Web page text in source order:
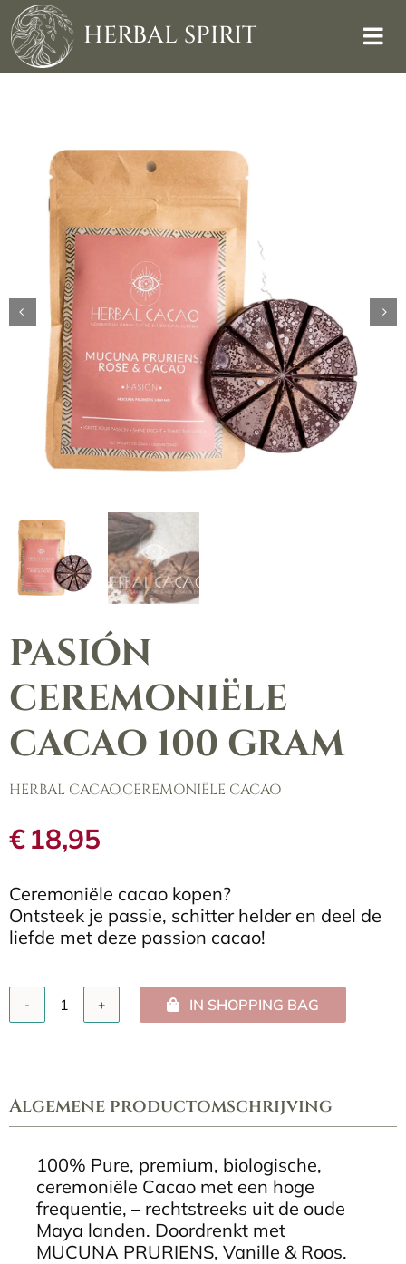
Skip
to
content
HERBAL SPIRIT
PASIÓN
CEREMONIËLE
CACAO 100 GRAM
HERBAL CACAO,CEREMONIËLE CACAO
€18,95
Ceremoniële cacao kopen?
Ontsteek je passie, schitter helder en deel de
liefde met deze passion cacao!
PASIÓN
aantal
IN SHOPPING BAG
Algemene productomschrijving
100% Pure, premium, biologische,
ceremoniële Cacao met een hoge
frequentie, – rechtstreeks uit de oude
Maya landen. Doordrenkt met
MUCUNA PRURIENS, Vanille & Roos.